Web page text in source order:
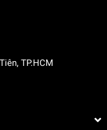
TP.HCM